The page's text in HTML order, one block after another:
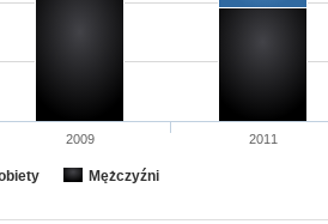
Mężczyźni
2009 2011